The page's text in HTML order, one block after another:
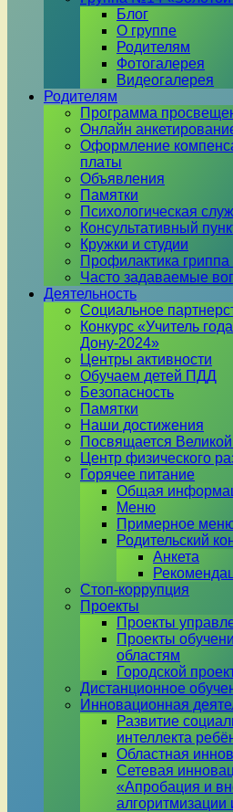
Блог
О группе
Родителям
Фотогалерея
Видеогалерея
Родителям
Программа
Онлайн
Оформление
платы
Объявления
Памятки
Психологическая
Консультативный
Кружки и студии
Профилактика
Часто задаваемые
Деятельность
Социальное
Конкурс «Учитель
Дону-2024»
Центры активности
Обучаем детей ПДД
Безопасность
Памятки
Наши достижения
Посвящается
Центр физического
Горячее питание
Общая
Меню
Примерное
Родительский
Анкета
Стоп-коррупция
Проекты
Проекты
Проекты
областям
Городской
Дистанционное
Инновационная
Развитие
интеллекта
Областная
Сетевая
«Апробация и